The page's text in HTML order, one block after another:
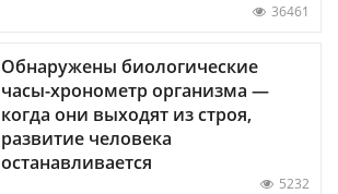
36461
Обнаружены биологические
часы-хронометр организма —
когда они выходят из строя,
развитие человека
останавливается
5232